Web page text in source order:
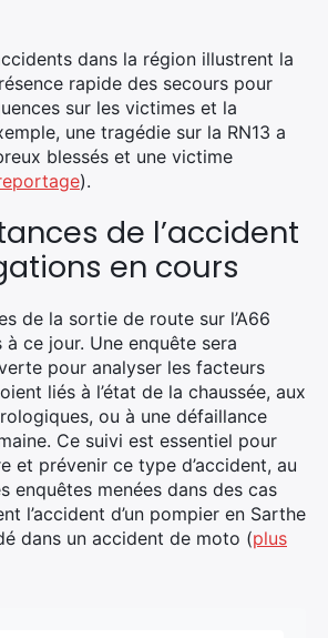
dans la région illustrent la
rapide des secours pour
sur les victimes et la
une tragédie sur la RN13 a
blessés et une victime
).
de l’accident
en cours
de la sortie de route sur l’A66
ce jour. Une enquête sera
pour analyser les facteurs
liés à l’état de la chaussée, aux
ou à une défaillance
Ce suivi est essentiel pour
et prévenir ce type d’accident, au
enquêtes menées dans des cas
l’accident d’un pompier en Sarthe
dans un accident de moto (plus